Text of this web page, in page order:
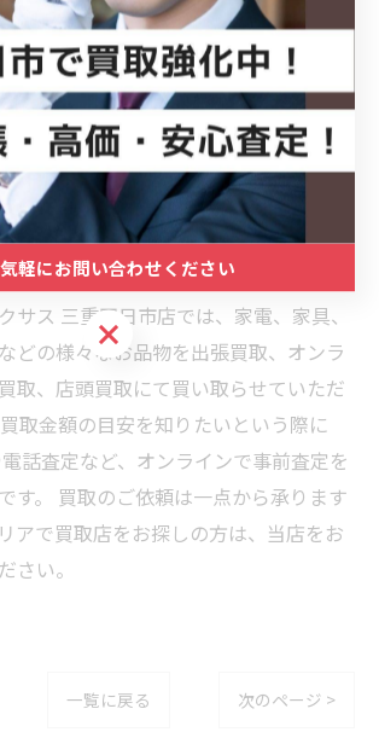
#滋賀 #買取 #出張買取 #買取マクサス
重四日市店
人掛けソファ #家具買取 #高級家具 #滋
草津市 #彦根市 #引っ越し整理 #模様替
具処分 #中古家具 #リビング家具 #イン
ンド家具 #IDC大塚 #カリモク家具
#家具好き
サス 三重四日市店では、家電、家具、
どの様々なお品物を出張買取、オンラ
取、店頭買取にて買い取らせていただ
取金額の目安を知りたいという際に
話査定など、オンラインで事前査定を
す。 買取のご依頼は一点から承ります
アで買取店をお探しの方は、当店をお
さい。
一覧に戻る 次のページ >
軽にお問い合わせください
軽にお問い合わせください